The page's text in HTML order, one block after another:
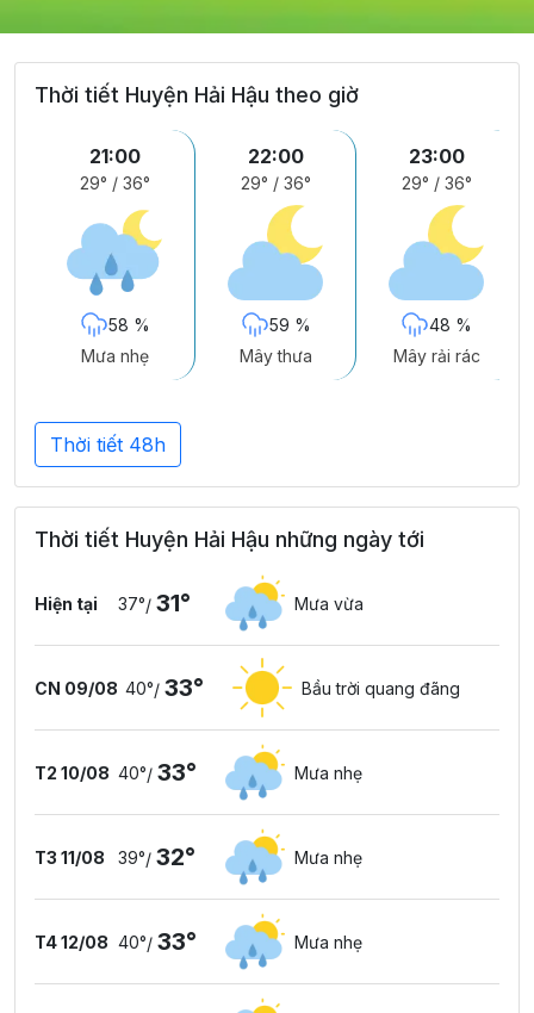
Thời tiết Huyện Hải Hậu theo giờ
21:00
29° / 36°
58 %
Mưa nhẹ
22:00
29° / 36°
59 %
Mây thưa
23:00
29° / 36°
48 %
Mây rải rác
Thời tiết 48h
Thời tiết Huyện Hải Hậu những ngày tới
Hiện tại 37°/ 31° Mưa vừa
CN 09/08 40°/ 33° Bầu trời quang đãng
T2 10/08 40°/ 33° Mưa nhẹ
T3 11/08 39°/ 32° Mưa nhẹ
T4 12/08 40°/ 33° Mưa nhẹ